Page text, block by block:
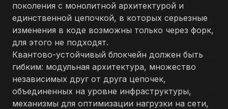
поколения с монолитной архитектурой и
единственной цепочкой, в которых серьезные
изменения в коде возможны только через форк,
для этого не подходят.
Квантово-устойчивый блокчейн должен быть
гибким: модульная архитектура, множество
независимых друг от друга цепочек,
объединенных на уровне инфраструктуры,
механизмы для оптимизации нагрузки на сети,